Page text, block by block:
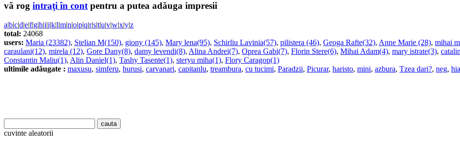
vă rog intraţi în contpentru a putea adăuga impresii
a|b|c|d|e|f|g|h|i|j|k|l|m|n|o|p|q|r|s|t|u|v|w|x|y|z
total: 24068
users: Maria (23382), Stelian M(150), giony (145), Mary lena(95), Schirliu Lavinia(57), pilistera (46), Geoga Rafte(32), Anne Marie (28), mihai
caraulani(12), mirela (12), Gore Dany(8), damy levendi(8), Alina Andrei(7), Oprea Gabi(7), Florin Stere(6), Mihai Adam(4), mary istrate(3),
Constantin Maliu(1), Alin Daniel(1), Tashy Tasente(1), steryu miha(1), Flory Caragop(1)
ultimile adăugate : maxusu, simferu, hurusi, carvanari, capitanlu, treambura, cu tucimi, Paradzii, Picurar, haristo, mini, azbura, Tzea dari?, neg,
cuvinte aleatorii